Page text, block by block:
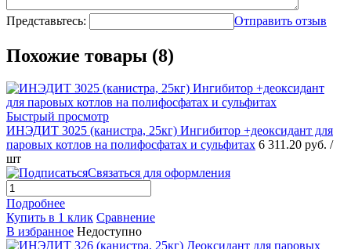
Представьтесь: Отправить отзыв
Похожие товары (8)
Быстрый просмотр
ИНЭДИТ 3025 (канистра, 25кг) Ингибитор +деоксидант для
паровых котлов на полифосфатах и сульфитах 6 311.20 руб. /
шт
Связаться для оформления
Подробнее
Купить в 1 клик Сравнение
В избранное Недоступно